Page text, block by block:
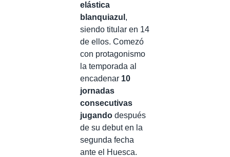
elástica
blanquiazul ,
siendo titular en 14
de ellos. Comezó
con protagonismo
la temporada al
encadenar 10
jornadas
consecutivas
jugando después
de su debut en la
segunda fecha
ante el Huesca.